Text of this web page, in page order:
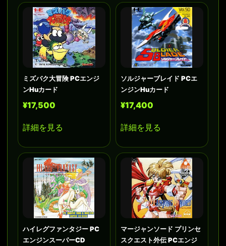
ミズバク大冒険 PCエンジ
ンHuカード
¥17,500
詳細を見る
ソルジャーブレイド PCエ
ンジンHuカード
¥17,400
詳細を見る
ハイレグファンタジー PC
エンジンスーパーCD
マージャンソード プリンセ
スクエスト外伝 PCエンジ